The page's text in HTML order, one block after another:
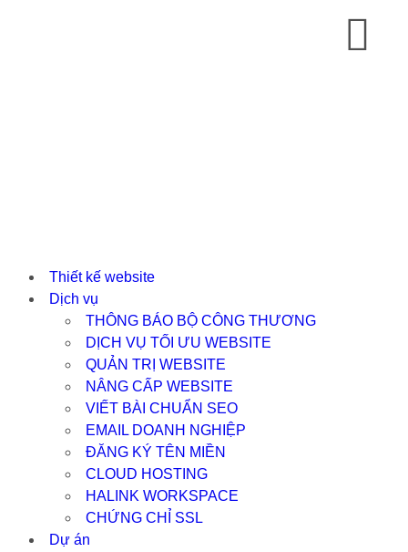
Thiết kế website
Dịch vụ
THÔNG BÁO BỘ CÔNG THƯƠNG
DỊCH VỤ TỐI ƯU WEBSITE
QUẢN TRỊ WEBSITE
NÂNG CẤP WEBSITE
VIẾT BÀI CHUẨN SEO
EMAIL DOANH NGHIỆP
ĐĂNG KÝ TÊN MIỀN
CLOUD HOSTING
HALINK WORKSPACE
CHỨNG CHỈ SSL
Dự án